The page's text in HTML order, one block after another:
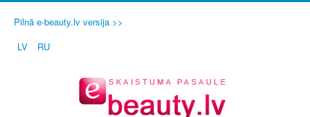
Pilnā e-beauty.lv versija >>
LV
RU